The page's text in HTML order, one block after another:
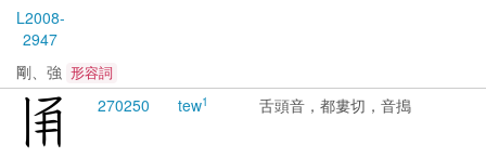
L2008-
2947
剛、強 形容詞
270250 tew1 舌頭音，都婁切，音搗